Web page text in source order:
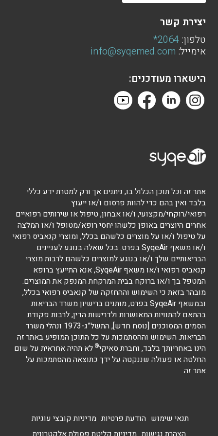
יצירת קשר
טלפון: 2064*
אימייל: info@syqemed.com
הישארו מעודכנים:
אתר זה וכל תוכן הכלול בו, ניתנים אך ורק למטרת ידע כללי
בלבד ואין בהם כדי להוות פרסום ו/או ייעוץ
רפואי/רוקחי/מקצועי, ו/או אבחון, טיפול או שירותים רפואיים
אחרים היוצרים באופן כלשהו יחסי רופא/מטופל ו/או המלצה
על טיפול ו/או על מוצרים כלשהם בכלל, ומוצרי קנאביס רפואי
ו/או משאף SyqeAir בפרט. בכל שאלה בנוגע לעניינים
הבריאותיים שלך ו/או בנוגע למוצרים כלשהם לרבות מוצרי
קנאביס רפואי ו/או משאף SyqeAir, אנא התייעץ ברופא
המטפל בך ו/או ברוקח בבית המרקחת המנפק את המוצרים.
מובהר בזאת כי השימוש וההחזקה של קנאביס רפואי בכלל,
ובמשאף SyqeAir בפרט, מותנים ברישיון משרד הבריאות
בהתאם להתוויות המאושרות ולדרישות הדין, לרבות פקודת
הסמים המסוכנים [נוסח חדש], התשל”ג-1973 ונהלי משרד
הבריאות. השימוש וההסתמכות על כל התוכן המופיע באתר זה
הינו באחריותך בלבד, וחברת סאיקי® לא תהיה אחראית על שום
החלטה או פעולה שננקטה על ידך כתוצאה מהסתמכות על
אתר זה.
תנאי שימוש הודעת פרטיות מדיניות קובצי עוגיות